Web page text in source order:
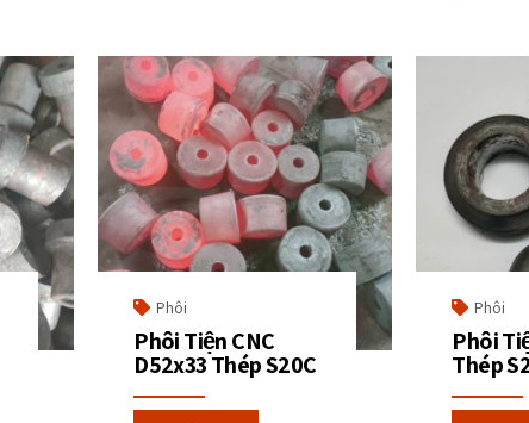
Phôi
Phôi Tiện CNC
D52x33 Thép S20C
Phôi
Phôi
Thép